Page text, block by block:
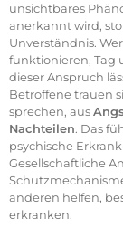
unsichtbares
anerkannt wird,
Unverständnis.
funktionieren, Tag
dieser Anspruch
Betroffene trauen
sprechen, aus
Nachteilen. Das
psychische
Gesellschaftliche
anderen helfen,
erkranken.